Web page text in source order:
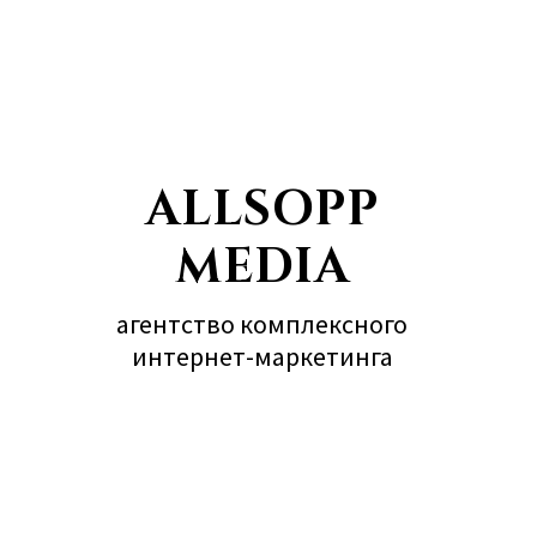
ALLSOPP
MEDIA
агентство комплексного
интернет-маркетинга